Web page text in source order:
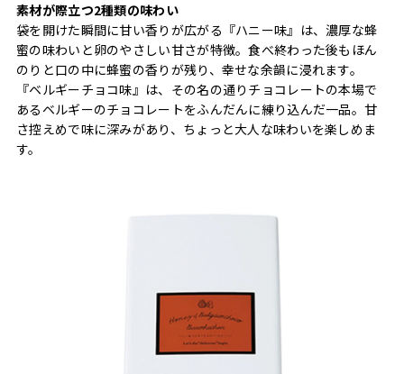
素材が際立つ2種類の味わい
袋を開けた瞬間に甘い香りが広がる『ハニー味』は、濃厚な蜂
蜜の味わいと卵のやさしい甘さが特徴。食べ終わった後もほん
のりと口の中に蜂蜜の香りが残り、幸せな余韻に浸れます。
『ベルギーチョコ味』は、その名の通りチョコレートの本場で
あるベルギーのチョコレートをふんだんに練り込んだ一品。甘
さ控えめで味に深みがあり、ちょっと大人な味わいを楽しめま
す。